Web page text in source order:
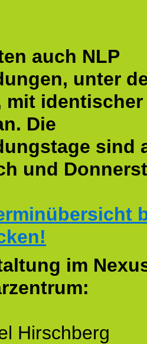
auch NLP
unter
mit identischer
Die
sind
und
im
Hirschberg